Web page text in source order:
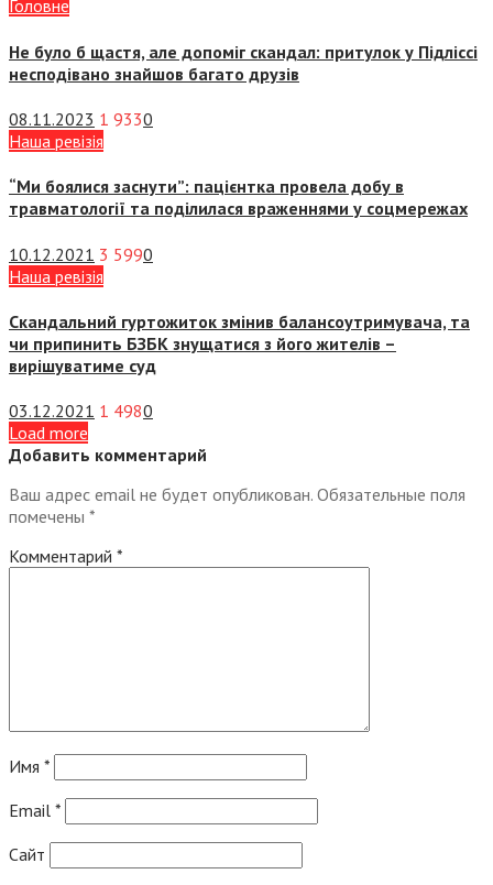
Головне
Не було б щастя, але допоміг скандал: притулок у Підліссі
несподівано знайшов багато друзів
08.11.2023 1 9330
Наша ревізія
“Ми боялися заснути”: пацієнтка провела добу в
травматології та поділилася враженнями у соцмережах
10.12.2021 3 5990
Наша ревізія
Скандальний гуртожиток змінив балансоутримувача, та
чи припинить БЗБК знущатися з його жителів –
вирішуватиме суд
03.12.2021 1 4980
Load more
Добавить комментарий
Ваш адрес email не будет опубликован. Обязательные поля
помечены *
Комментарий *
Имя *
Email *
Сайт